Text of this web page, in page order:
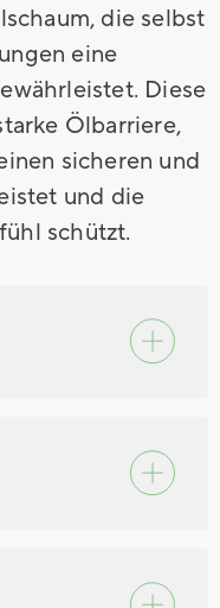
die selbst
eine
Diese
Ölbarriere,
sicheren und
und die
schützt.